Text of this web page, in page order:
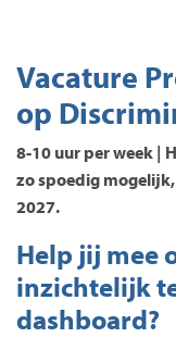
Vacature
op
8-10 uur per week |
zo spoedig
2027.
Help jij mee
inzichtelijk
dashboard?